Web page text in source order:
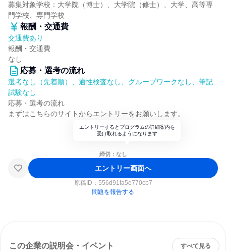
募集対象学校：大学院（博士）、大学院（修士）、大学、高等専
門学校、専門学校
報酬・交通費
交通費あり
報酬・交通費
なし
応募・選考の流れ
選考なし（先着順）、適性検査なし、グループワークなし、筆記
試験なし
応募・選考の流れ
まずはこちらのサイトからエントリーをお願いします。
エントリーするとプログラムの詳細案内を
受け取れるようになります
締切：なし
エントリー画面へ
原稿ID： 556d91fa5e770cb7
問題を報告する
この企業の説明会・イベント すべて見る